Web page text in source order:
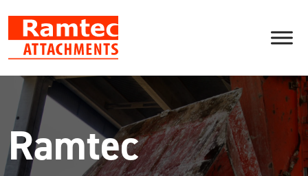
content
Ramtec